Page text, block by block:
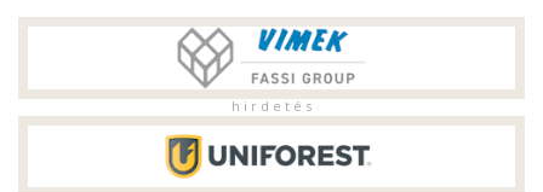
h i r d e t é s